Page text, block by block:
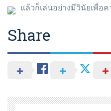
แล้วก็เล่นอย่างมีวินัยเพื่อ
Share